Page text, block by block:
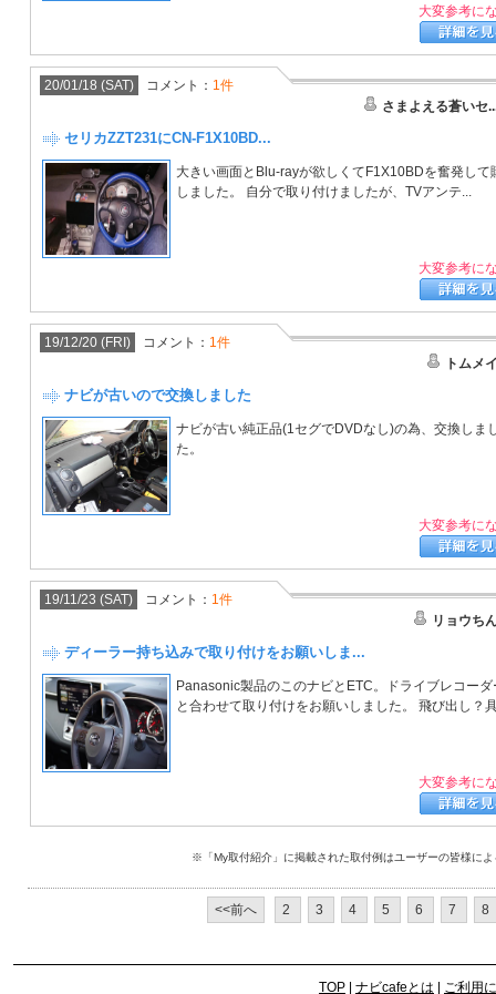
大変参考に
20/01/18 (SAT) コメント： 1件
さまよえる蒼いセ
セリカZZT231にCN-F1X10BD...
大きい画面とBlu-rayが欲しくてF1X10BDを奮発して
しました。 自分で取り付けましたが、TVアンテ...
大変参考に
19/12/20 (FRI) コメント： 1件
トムメ
ナビが古いので交換しました
ナビが古い純正品(1セグでDVDなし)の為、交換しま
た。
大変参考に
19/11/23 (SAT) コメント： 1件
リョウち
ディーラー持ち込みで取り付けをお願いしま...
Panasonic製品のこのナビとETC。ドライブレコーダ
と合わせて取り付けをお願いしました。 飛び出し？
大変参考に
※「My取付紹介」に掲載された取付例はユーザーの皆様に
<<前へ 2 3 4 5 6 7 8
TOP ナビcafeとは ご利用